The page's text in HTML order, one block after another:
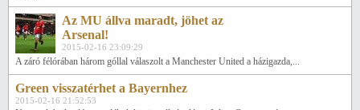
Az MU állva maradt, jöhet az
Arsenal!
2015-02-16 23:09:29
A záró félórában három góllal válaszolt a Manchester United a házigazda,...
Green visszatérhet a Bayernhez
2015-02-16 21:52:53